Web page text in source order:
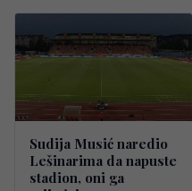
Sudija Musić naredio
Lešinarima da napuste
stadion, oni ga